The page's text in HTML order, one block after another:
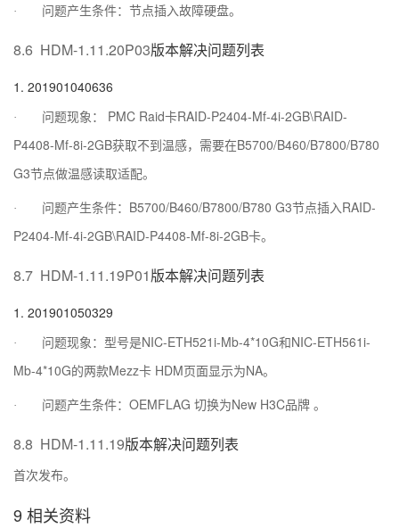
· 问题产生条件：节点插入故障硬盘。
8.6 HDM-1.11.20P03版本解决问题列表
1. 201901040636
· 问题现象： PMC Raid卡RAID-P2404-Mf-4i-2GB\RAID-
P4408-Mf-8i-2GB获取不到温感，需要在B5700/B460/B7800/B780
G3节点做温感读取适配。
· 问题产生条件： B5700/B460/B7800/B780 G3节点插入RAID-
P2404-Mf-4i-2GB\RAID-P4408-Mf-8i-2GB卡。
8.7 HDM-1.11.19P01 版本解决问题列表
1. 201901050329
· 问题现象：型号是NIC-ETH521i-Mb-4*10G和 NIC-ETH561i-
Mb-4*10G的两款Mezz卡 HDM 页面显示为NA。
· 问题产生条件： OEMFLAG 切换为New H3C品牌 。
8.8 HDM-1.11.19版本解决问题列表
首次发布。
9 相关资料